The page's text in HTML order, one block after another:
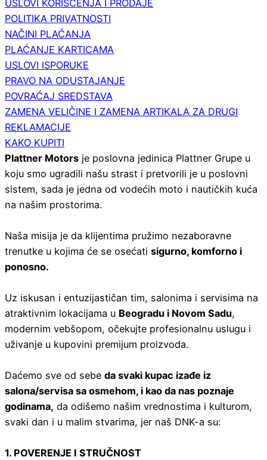
USLOVI KORIŠĆENJA I PRODAJE
POLITIKA PRIVATNOSTI
NAČINI PLAĆANJA
PLAĆANJE KARTICAMA
USLOVI ISPORUKE
PRAVO NA ODUSTAJANJE
POVRAĆAJ SREDSTAVA
ZAMENA VELIČINE I ZAMENA ARTIKALA ZA DRUGI
REKLAMACIJE
KAKO KUPITI
Plattner Motors je poslovna jedinica Plattner Grupe u
koju smo ugradili našu strast i pretvorili je u poslovni
sistem, sada je jedna od vodećih moto i nautičkih kuća
na našim prostorima.
Naša misija je da klijentima pružimo nezaboravne
trenutke u kojima će se osećati sigurno, komforno i
ponosno.
Uz iskusan i entuzijastičan tim, salonima i servisima na
atraktivnim lokacijama u Beogradu i Novom Sadu,
modernim vebšopom, očekujte profesionalnu uslugu i
uživanje u kupovini premijum proizvoda.
Daćemo sve od sebe da svaki kupac izađe iz
salona/servisa sa osmehom, i kao da nas poznaje
godinama, da odišemo našim vrednostima i kulturom,
svaki dan i u malim stvarima, jer naš DNK-a su:
1. POVERENJE I STRUČNOST